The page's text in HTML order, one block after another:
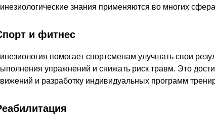
знания применяются во многих
и фитнес
помогает спортсменам улучшать свои
упражнений и снижать риск травм. Это
и разработку индивидуальных программ